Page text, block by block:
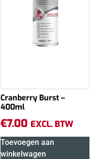
Cranberry Burst –
400ml
€7.00 EXCL. BTW
Toevoegen aan
winkelwagen